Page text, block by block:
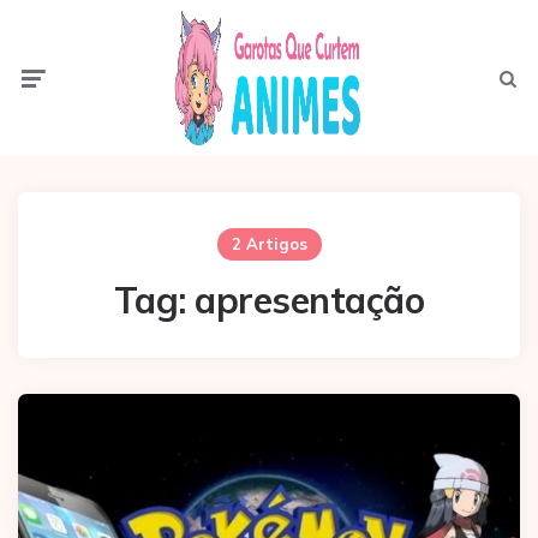
2 Artigos
Tag: apresentação